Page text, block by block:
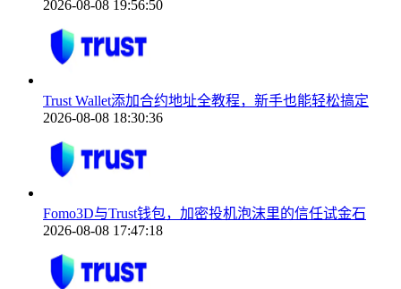
2026-08-08 19:56:50
Trust Wallet添加合约地址全教程，新手也能轻松搞定
2026-08-08 18:30:36
Fomo3D与Trust钱包，加密投机泡沫里的信任试金石
2026-08-08 17:47:18